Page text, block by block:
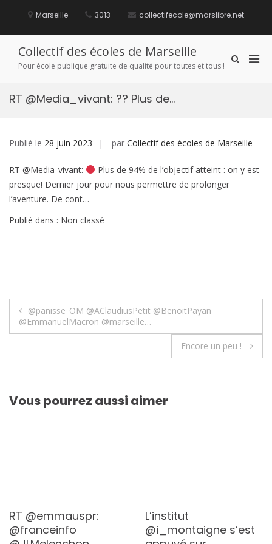
Marseille 3013 collectifecole@marslibre.net
Collectif des écoles de Marseille
Pour école publique gratuite de qualité pour toutes et tous !
Afficher
RT @Media_vivant: ?? Plus de…
Publié le 28 juin 2023 par Collectif des écoles de Marseille
RT @Media_vivant:
Plus de 94% de l’objectif atteint : on y est
presque! Dernier jour pour nous permettre de prolonger
l’aventure. De cont…
Publié dans : Non classé
Navigation
de
@panisse_OM @AClaudiusPetit @BenoitPayan
@EmmanuelMacron @marseille…
Encore un peu !
Vous pourrez aussi aimer
RT @emmauspr:
@franceinfo
L’institut
@i_montaigne s’est